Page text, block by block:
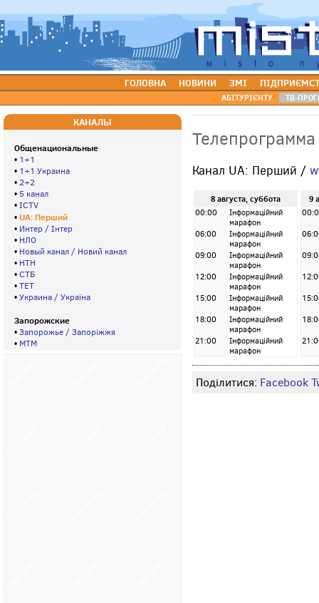
ГОЛОВНА НОВИНИ ЗМІ
АБІТУРІЄНТУ ТВ-
КАНАЛЫ
Общенациональные
• 1+1
• 1+1 Украина
•2+2
• 5 канал
•ICTV
•UA: Перший
• Интер / Інтер
• НЛО
• Новый канал / Новий канал
• НТН
•СТБ
•ТЕТ
•Украина / Україна
Запорожские
•Запорожье / Запорiжжя
• МТМ
Канал UA: Перший /
8 августа, суббота
00:00
Інформаційний
марафон
06:00
Інформаційний
марафон
09:00
Інформаційний
марафон
12:00
Інформаційний
марафон
15:00
Інформаційний
марафон
18:00
Інформаційний
марафон
21:00
Інформаційний
марафон
9
Поділитися: Facebook